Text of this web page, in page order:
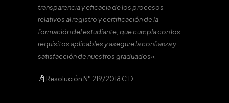
transparencia y eficacia de los procesos
relativos al registro y certificación de la
formación del estudiante, que cumpla con los
requisitos aplicables y asegure la confianza y
satisfacción de nuestros graduados».
Resolución N° 219/2018 C.D.